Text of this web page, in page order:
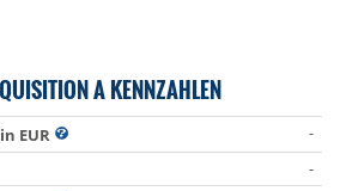
A KENNZAHLEN
EUR
-
-